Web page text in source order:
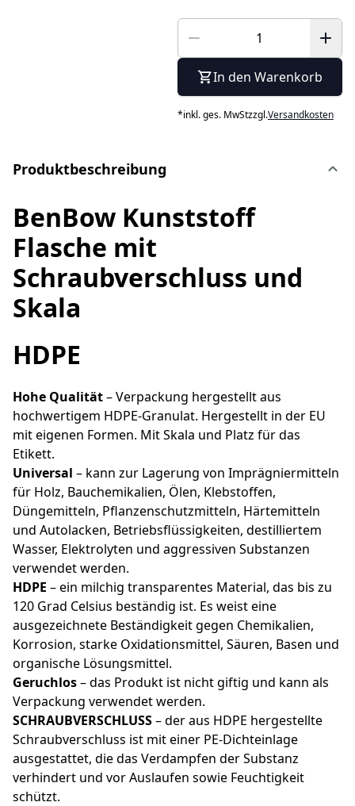
In den Warenkorb
*inkl. ges. MwStzzgl.Versandkosten
Produktbeschreibung
BenBow Kunststoff
Flasche mit
Schraubverschluss und
Skala
HDPE
Hohe Qualität– Verpackung hergestellt aus
hochwertigem HDPE-Granulat. Hergestellt in der EU
mit eigenen Formen. Mit Skala und Platz für das
Etikett.
Universal – kann zur Lagerung von Imprägniermitteln
für Holz, Bauchemikalien, Ölen, Klebstoffen,
Düngemitteln, Pflanzenschutzmitteln, Härtemitteln
und Autolacken, Betriebsflüssigkeiten, destilliertem
Wasser, Elektrolyten und aggressiven Substanzen
verwendet werden.
HDPE – ein milchig transparentes Material, das bis zu
120 Grad Celsius beständig ist. Es weist eine
ausgezeichnete Beständigkeit gegen Chemikalien,
Korrosion, starke Oxidationsmittel, Säuren, Basen und
organische Lösungsmittel.
Geruchlos– das Produkt ist nicht giftig und kann als
Verpackung verwendet werden.
SCHRAUBVERSCHLUSS– der aus HDPE hergestellte
Schraubverschluss ist mit einer PE-Dichteinlage
ausgestattet, die das Verdampfen der Substanz
verhindert und vor Auslaufen sowie Feuchtigkeit
schützt.